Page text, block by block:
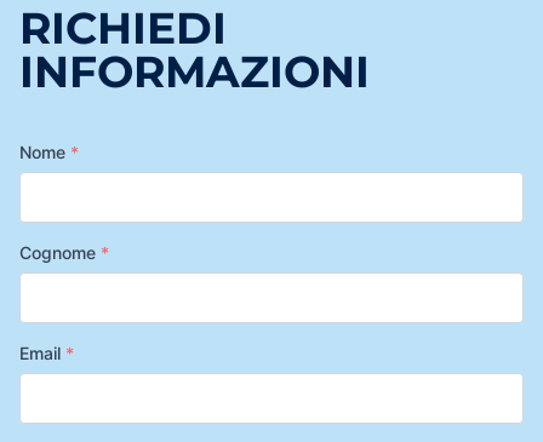
RICHIEDI
INFORMAZIONI
Nome *
Cognome *
Email *